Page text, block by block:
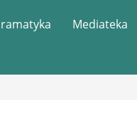
Mediateka